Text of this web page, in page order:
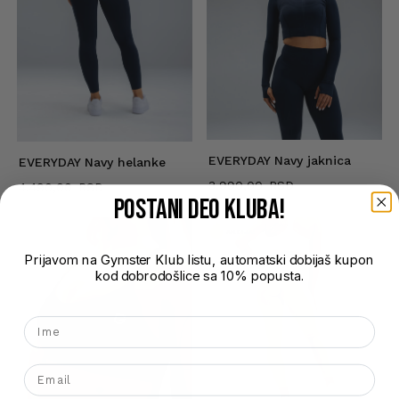
Nema proizvoda u korpi.
EVERYDAY Navy helanke
4.490,00
EVERYDAY Navy jaknica
3.990,00
POSTANI DEO kluba!
Prijavom na Gymster Klub listu, automatski dobijaš kupon
kod dobrodošlice sa 10% popusta.
Ime
Email